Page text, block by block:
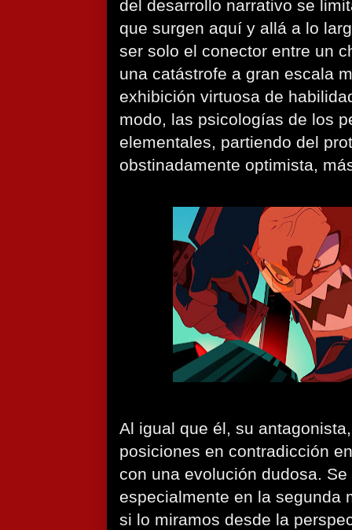
del desarrollo narrativo se
que surgen aquí y allá a lo
ser solo el conector entre un
una catástrofe a gran escala
exhibición virtuosa de
modo, las psicologías de los
elementales, partiendo del
obstinadamente optimista,
Al igual que él, su
posiciones en contradicción
con una evolución dudosa.
especialmente en la segunda
si lo miramos desde la